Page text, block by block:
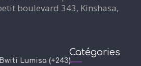
boulevard 343, Kinshasa,
Lumisa (+243)
Catégories